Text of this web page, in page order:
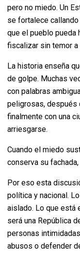
pero no miedo. Un
se fortalece
que el pueblo pueda
fiscalizar sin temor a
La historia enseña
de golpe. Muchas
con palabras
peligrosas, después
finalmente con una
arriesgarse.
Cuando el miedo
conserva su
Por eso esta
política y nacional.
aislado. Lo que está
será una República
personas
abusos o defender